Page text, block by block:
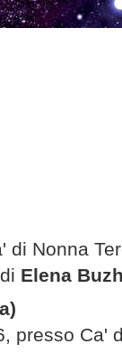
di Nonna
Elena
presso Ca'